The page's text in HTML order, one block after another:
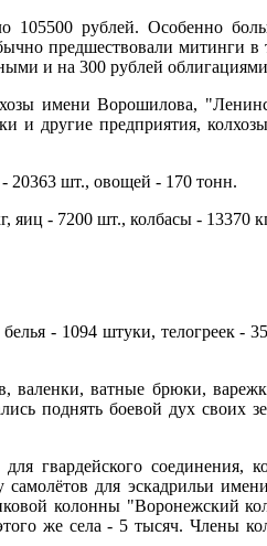
рублей. Особенно
предшествовали митинги
и на 300 рублей
имени Ворошилова,
и другие предприятия,
- 20363 шт., овощей - 170 тонн.
- 7200 шт., колбасы - 13370
- 1094 штуки, телогреек -
валенки, ватные брюки,
поднять боевой дух своих
гвардейского соединения,
для эскадрильи
колонны "Воронежский
же села - 5 тысяч. Члены